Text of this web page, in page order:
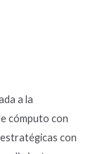
a la
cómputo con
con